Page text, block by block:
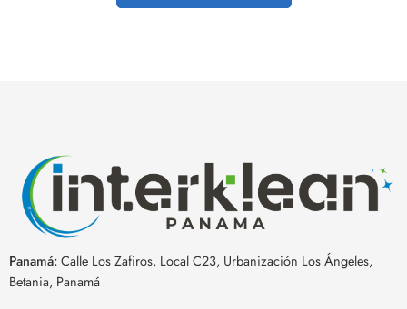
Panamá:Calle Los Zafiros, Local C23, Urbanización Los Ángeles,
Betania, Panamá